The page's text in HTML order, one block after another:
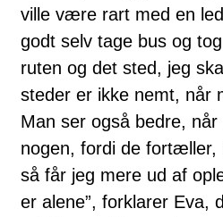
ville være rart med en
godt selv tage bus og
ruten og det sted, jeg
steder er ikke nemt, når
Man ser også bedre,
nogen, fordi de fortæller,
så får jeg mere ud af
er alene”, forklarer Eva,